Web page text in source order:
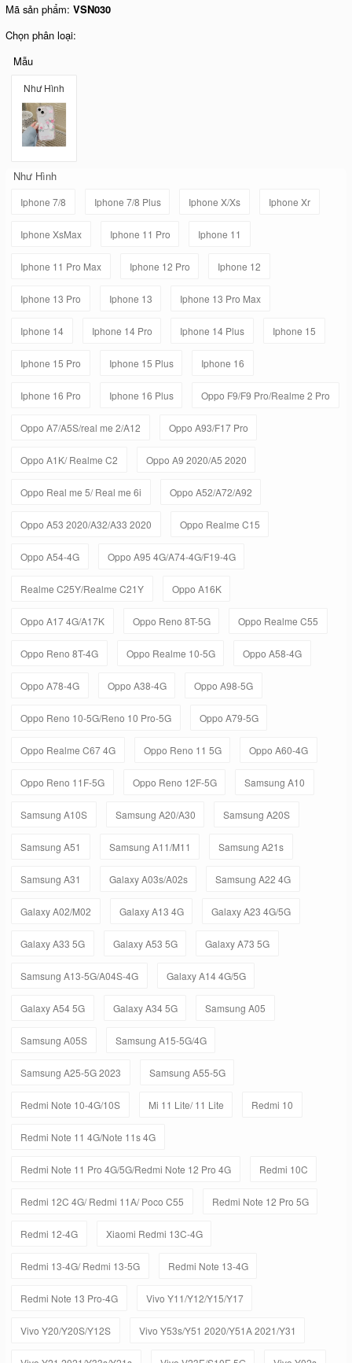
Mã sản phẩm:VSN030
Chọn phân loại:
Mẫu
Như Hình
Như Hình
Iphone 7/8 Iphone 7/8 Plus Iphone X/Xs Iphone Xr
Iphone XsMax Iphone 11 Pro Iphone 11
Iphone 11 Pro Max Iphone 12 Pro Iphone 12
Iphone 13 Pro Iphone 13 Iphone 13 Pro Max
Iphone 14 Iphone 14 Pro Iphone 14 Plus Iphone 15
Iphone 15 Pro Iphone 15 Plus Iphone 16
Iphone 16 Pro Iphone 16 Plus Oppo F9/F9 Pro/Realme 2 Pro
Oppo A7/A5S/real me 2/A12 Oppo A93/F17 Pro
Oppo A1K/ Realme C2 Oppo A9 2020/A5 2020
Oppo Real me 5/ Real me 6i Oppo A52/A72/A92
Oppo A53 2020/A32/A33 2020 Oppo Realme C15
Oppo A54-4G Oppo A95 4G/A74-4G/F19-4G
Realme C25Y/Realme C21Y Oppo A16K
Oppo A17 4G/A17K Oppo Reno 8T-5G Oppo Realme C55
Oppo Reno 8T-4G Oppo Realme 10-5G Oppo A58-4G
Oppo A78-4G Oppo A38-4G Oppo A98-5G
Oppo Reno 10-5G/Reno 10 Pro-5G Oppo A79-5G
Oppo Realme C67 4G Oppo Reno 11 5G Oppo A60-4G
Oppo Reno 11F-5G Oppo Reno 12F-5G Samsung A10
Samsung A10S Samsung A20/A30 Samsung A20S
Samsung A51 Samsung A11/M11 Samsung A21s
Samsung A31 Galaxy A03s/A02s Samsung A22 4G
Galaxy A02/M02 Galaxy A13 4G Galaxy A23 4G/5G
Galaxy A33 5G Galaxy A53 5G Galaxy A73 5G
Samsung A13-5G/A04S-4G Galaxy A14 4G/5G
Galaxy A54 5G Galaxy A34 5G Samsung A05
Samsung A05S Samsung A15-5G/4G
Samsung A25-5G 2023 Samsung A55-5G
Redmi Note 10-4G/10S Mi 11 Lite/ 11 Lite Redmi 10
Redmi Note 11 4G/Note 11s 4G
Redmi Note 11 Pro 4G/5G/Redmi Note 12 Pro 4G Redmi 10C
Redmi 12C 4G/ Redmi 11A/ Poco C55 Redmi Note 12 Pro 5G
Redmi 12-4G Xiaomi Redmi 13C-4G
Redmi 13-4G/ Redmi 13-5G Redmi Note 13-4G
Redmi Note 13 Pro-4G Vivo Y11/Y12/Y15/Y17
Vivo Y20/Y20S/Y12S Vivo Y53s/Y51 2020/Y51A 2021/Y31